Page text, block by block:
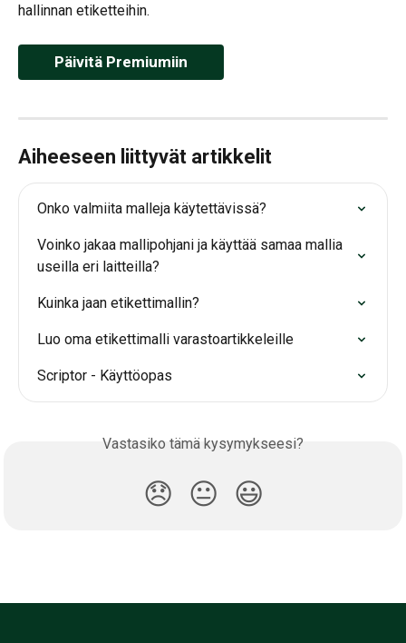
hallinnan etiketteihin.
Päivitä Premiumiin
Aiheeseen liittyvät artikkelit
Onko valmiita malleja käytettävissä?
Voinko jakaa mallipohjani ja käyttää samaa mallia
useilla eri laitteilla?
Kuinka jaan etikettimallin?
Luo oma etikettimalli varastoartikkeleille
Scriptor - Käyttöopas
Vastasiko tämä kysymykseesi?
😞 😐 😃